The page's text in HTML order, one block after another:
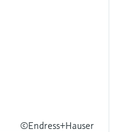
©Endress+Hauser